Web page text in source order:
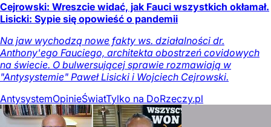
Cejrowski: Wreszcie widać, jak Fauci wszystkich okłamał.
Lisicki: Sypie się opowieść o pandemii
Na jaw wychodzą nowe fakty ws. działalności dr.
Anthony'ego Fauciego, architekta obostrzeń covidowych
na świecie. O bulwersującej sprawie rozmawiają w
"Antysystemie" Paweł Lisicki i Wojciech Cejrowski.
AntysystemOpinieŚwiatTylko na DoRzeczy.pl